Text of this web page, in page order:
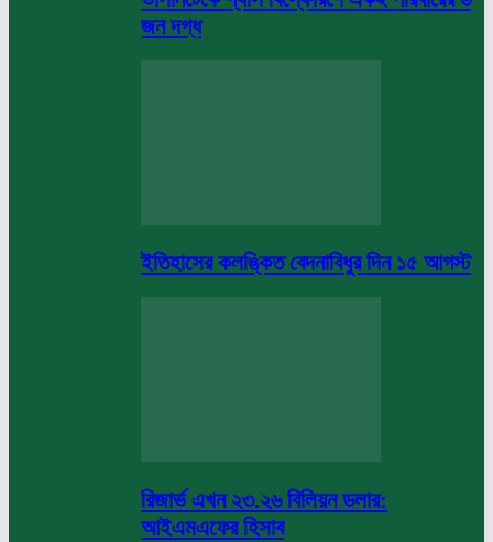
জন দগ্ধ
ইতিহাসের কলঙ্কিত বেদনাবিধুর দিন ১৫ আগস্ট
রিজার্ভ এখন ২৩.২৬ বিলিয়ন ডলার:
আইএমএফের হিসাব